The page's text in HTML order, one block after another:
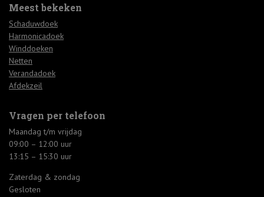
Meest bekeken
Schaduwdoek
Harmonicadoek
Winddoeken
Netten
Verandadoek
Afdekzeil
Vragen per telefoon
Maandag t/m vrijdag
09:00 – 12:00 uur
13:15 – 15:30 uur
Zaterdag & zondag
Gesloten